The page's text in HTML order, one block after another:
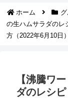
ホーム
の生ハムサラダのレ
方（2022年6月10日）
【沸騰ワ
ダのレシ